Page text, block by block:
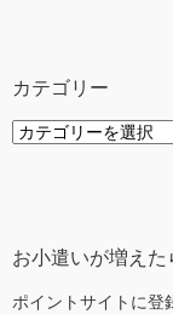
カテゴリー
カ
お小遣いが増えた
ポイントサイトに登